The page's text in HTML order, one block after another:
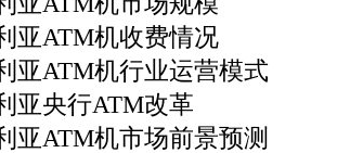
亚ATM机收费情况
亚ATM机行业运营模式
亚央行ATM改革
亚ATM机市场前景预测